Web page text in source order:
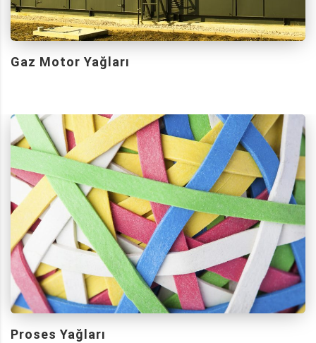
Gaz Motor Yağları
Proses Yağları